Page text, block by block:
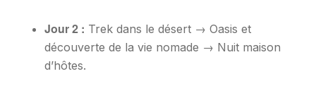
Jour 2 : Trek dans le désert → Oasis et
découverte de la vie nomade → Nuit maison
d’hôtes.